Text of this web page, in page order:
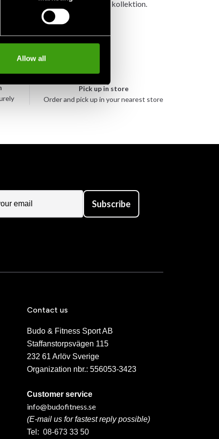
Allow all
eller spats från samma kollektion.
Pick up in store
Order and pick up in your nearest store
Subscribe
Contact us
Budo & Fitness Sport AB
Staffanstorpsvägen 115
232 61 Arlöv Sverige
Organization nbr.: 556053-3423
Customer service
info@budofitness.se
(E-mail us for fastest reply possible)
Tel: 08-673 33 50